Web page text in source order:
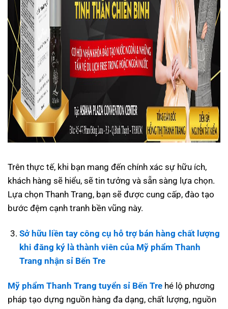
Trên thực tế, khi bạn mang đến chính xác sự hữu ích,
khách hàng sẽ hiểu, sẽ tin tưởng và sẵn sàng lựa chọn.
Lựa chọn Thanh Trang, bạn sẽ được cung cấp, đào tạo
bước đệm cạnh tranh bền vũng này.
Sở hữu liền tay công cụ hỗ trợ bán hàng chất lượng
khi đăng ký là thành viên của Mỹ phẩm Thanh
Trang nhận sỉ Bến Tre
Mỹ phẩm Thanh Trang tuyển sỉ Bến Tre hé lộ phương
pháp tạo dựng nguồn hàng đa dạng, chất lượng, nguồn